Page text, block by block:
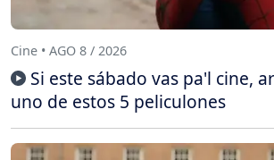
Cine • AGO 8 / 2026
Si este sábado vas pa'l cine,
uno de estos 5 peliculones